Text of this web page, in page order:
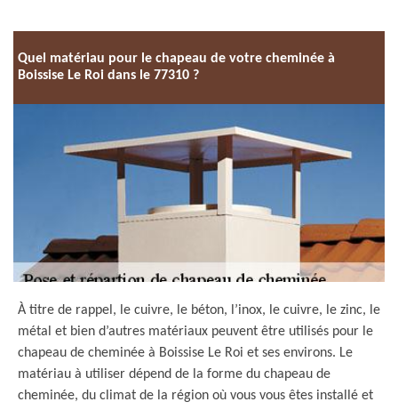
Quel matériau pour le chapeau de votre cheminée à
Boissise Le Roi dans le 77310 ?
À titre de rappel, le cuivre, le béton, l’inox, le cuivre, le zinc, le
métal et bien d’autres matériaux peuvent être utilisés pour le
chapeau de cheminée à Boissise Le Roi et ses environs. Le
matériau à utiliser dépend de la forme du chapeau de
cheminée, du climat de la région où vous vous êtes installé et